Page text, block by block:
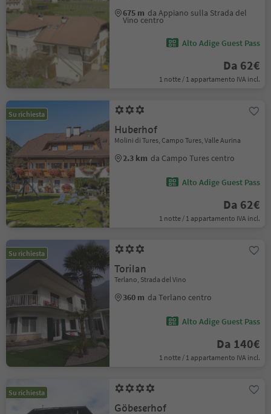
675 m da Appiano sulla Strada del
Vino centro
Alto Adige Guest Pass
Da 62€
1 notte / 1 appartamento IVA incl.
Su richiesta
Huberhof
Molini di Tures, Campo Tures, Valle Aurina
2.3 km da Campo Tures centro
Alto Adige Guest Pass
Da 62€
1 notte / 1 appartamento IVA incl.
Su richiesta
Torilan
Terlano, Strada del Vino
360 m da Terlano centro
Alto Adige Guest Pass
Da 140€
1 notte / 1 appartamento IVA incl.
Su richiesta
Göbeserhof